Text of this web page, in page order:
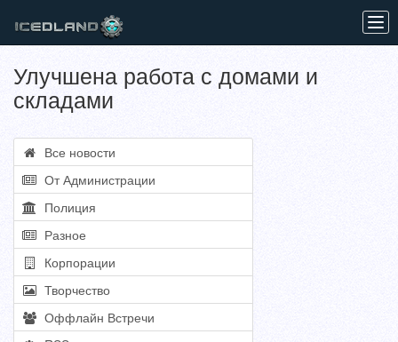
Улучшена работа с домами и
складами
Все новости
От Администрации
Полиция
Разное
Корпорации
Творчество
Оффлайн Встречи